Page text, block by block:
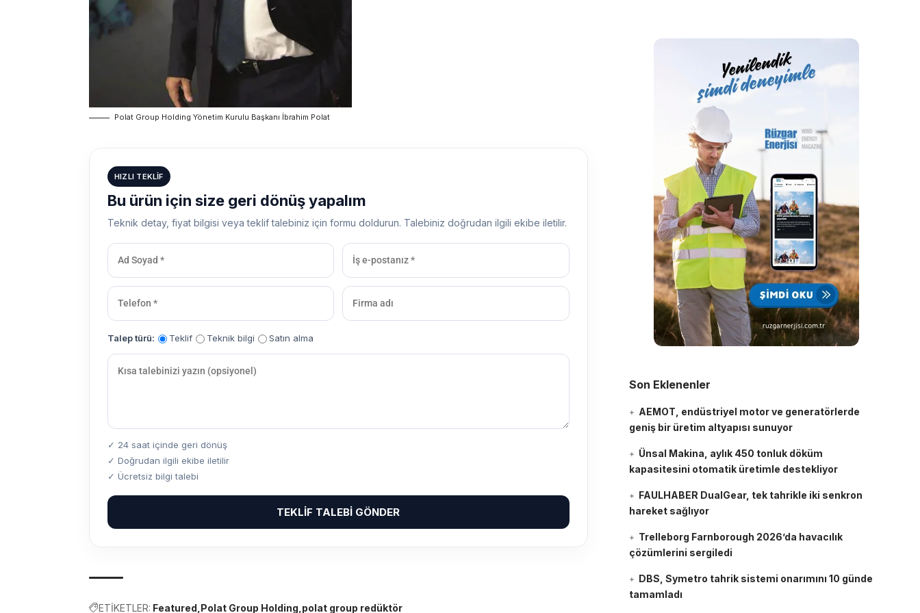
Polat Group Holding Yönetim Kurulu Başkanı İbrahim Polat
HIZLI TEKLIF
Bu ürün için size geri dönüş yapalım
Teknik detay, fiyat bilgisi veya teklif talebiniz için formu doldurun. Talebiniz doğrudan ilgili ekibe iletilir.
Talep türü: Teklif Teknik bilgi Satın alma
✓ 24 saat içinde geri dönüş
✓ Doğrudan ilgili ekibe iletilir
✓ Ücretsiz bilgi talebi
TEKLIF TALEBI GÖNDER
ETİKETLER: Featured Polat Group Holding polat group redüktör
Son Eklenenler
AEMOT, endüstriyel motor ve generatörlerde
geniş bir üretim altyapısı sunuyor
Ünsal Makina, aylık 450 tonluk döküm
kapasitesini otomatik üretimle destekliyor
FAULHABER DualGear, tek tahrikle iki senkron
hareket sağlıyor
Trelleborg Farnborough 2026’da havacılık
çözümlerini sergiledi
DBS, Symetro tahrik sistemi onarımını 10 günde
tamamladı